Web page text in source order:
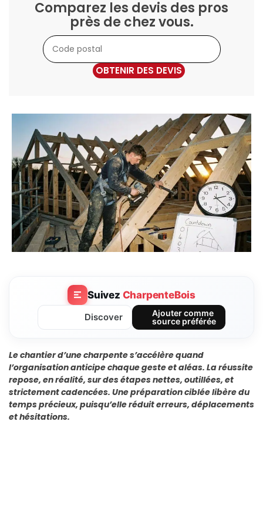
Comparez les devis des pros
près de chez vous.
OBTENIR DES DEVIS
Suivez CharpenteBois
Discover
Ajouter comme
source préférée
Le chantier d’une charpente s’accélère quand
l’organisation anticipe chaque geste et aléas. La réussite
repose, en réalité, sur des étapes nettes, outillées, et
strictement cadencées. Une préparation ciblée libère du
temps précieux, puisqu’elle réduit erreurs, déplacements
et hésitations.